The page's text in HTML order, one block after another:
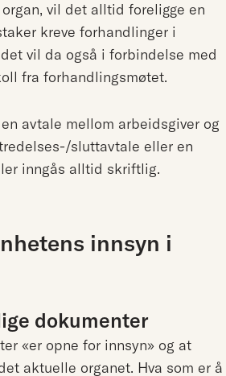
vil det alltid foreligge en
kreve forhandlinger i
vil da også i forbindelse med
fra forhandlingsmøtet.
avtale mellom arbeidsgiver og
sluttavtale eller en
inngås alltid skriftlig.
innsyn i
dokumenter
«er opne for innsyn» og at
aktuelle organet. Hva som er å